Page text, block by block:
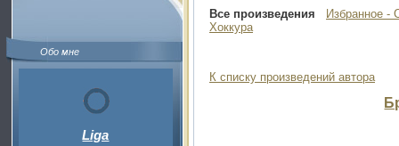
Обо мне
Liga
Все произведения
Избранное -
Хоккура
К списку произведений автора